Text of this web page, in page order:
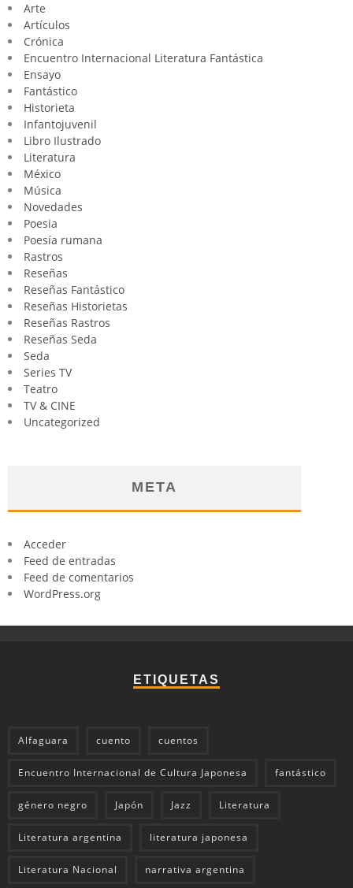
Arte
Artículos
Crónica
Encuentro Internacional Literatura Fantástica
Ensayo
Fantástico
Historieta
Infantojuvenil
Libro Ilustrado
Literatura
México
Música
Novedades
Poesia
Poesía rumana
Rastros
Reseñas
Reseñas Fantástico
Reseñas Historietas
Reseñas Rastros
Reseñas Seda
Seda
Series TV
Teatro
TV & CINE
Uncategorized
META
Acceder
Feed de entradas
Feed de comentarios
WordPress.org
ETIQUETAS
Alfaguara cuento cuentos
Encuentro Internacional de Cultura Japonesa fantástico
género negro Japón Jazz Literatura
Literatura argentina literatura japonesa
Literatura Nacional narrativa argentina